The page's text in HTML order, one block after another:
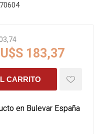
U$S 183,37
CARRITO
en Bulevar España